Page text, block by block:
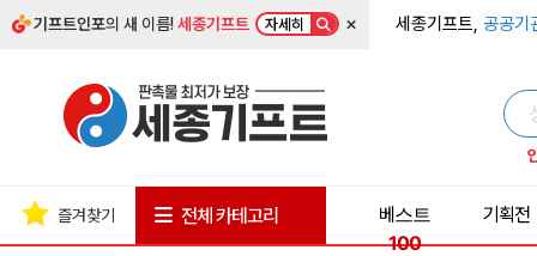
기프트인포의 새 이름!세종기프트 자세히 × 세종기프트, 공공기
즐겨찾기 전체 카테고리
베스트
100
기획전